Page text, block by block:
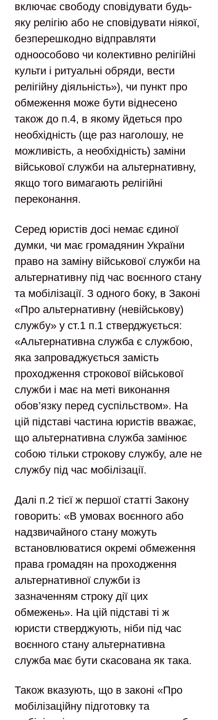
включає свободу сповідувати будь-
яку релігію або не сповідувати ніякої,
безперешкодно відправляти
одноособово чи колективно релігійні
культи і ритуальні обряди, вести
релігійну діяльність»), чи пункт про
обмеження може бути віднесено
також до п.4, в якому йдеться про
необхідність (ще раз наголошу, не
можливість, а необхідність) заміни
військової служби на альтернативну,
якщо того вимагають релігійні
переконання.
Серед юристів досі немає єдиної
думки, чи має громадянин України
право на заміну військової служби на
альтернативну під час воєнного стану
та мобілізації. З одного боку, в Законі
«Про альтернативну (невійськову)
службу» у ст.1 п.1 стверджується:
«Альтернативна служба є службою,
яка запроваджується замість
проходження строкової військової
служби і має на меті виконання
обов’язку перед суспільством». На
цій підставі частина юристів вважає,
що альтернативна служба замінює
собою тільки строкову службу, але не
службу під час мобілізації.
Далі п.2 тієї ж першої статті Закону
говорить: «В умовах воєнного або
надзвичайного стану можуть
встановлюватися окремі обмеження
права громадян на проходження
альтернативної служби із
зазначенням строку дії цих
обмежень». На цій підставі ті ж
юристи стверджують, ніби під час
воєнного стану альтернативна
служба має бути скасована як така.
Також вказують, що в законі «Про
мобілізаційну підготовку та